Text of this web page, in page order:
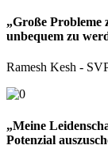
„Große Probleme
unbequem zu
Ramesh Kesh -
„Meine
Potenzial